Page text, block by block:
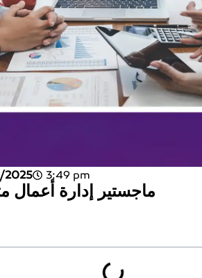
2025 3:49 pm
ماجستير إدارة أعمال